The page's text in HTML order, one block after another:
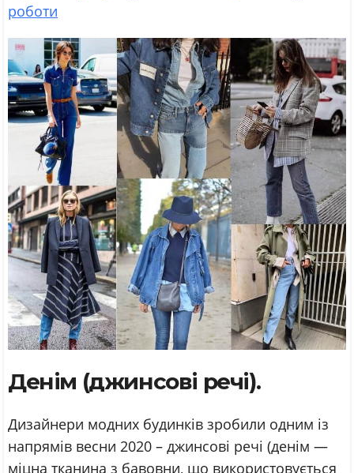
роботи
Денім (джинсові речі).
Дизайнери модних будинків зробили одним із
напрямів весни 2020 – джинсові речі (денім —
міцна тканина з бавовни, що використовується